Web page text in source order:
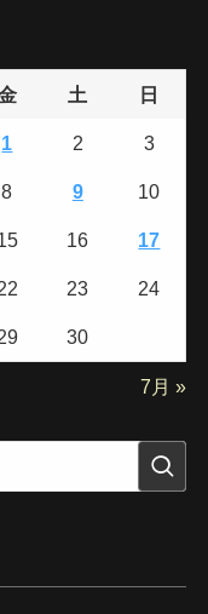
土 日
1 2 3
8 9 10
16 17
23 24
30
7月 »